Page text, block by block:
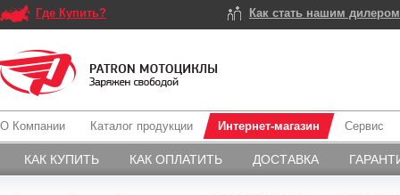
Где Купить? Как стать нашим
О Компании Каталог продукции Интернет-магазин
КАК КУПИТЬ КАК ОПЛАТИТЬ ДОСТАВКА
Сервис